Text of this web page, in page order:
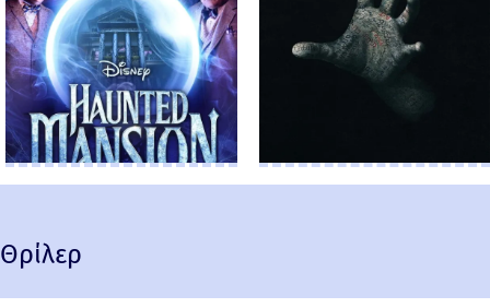
Θρίλερ